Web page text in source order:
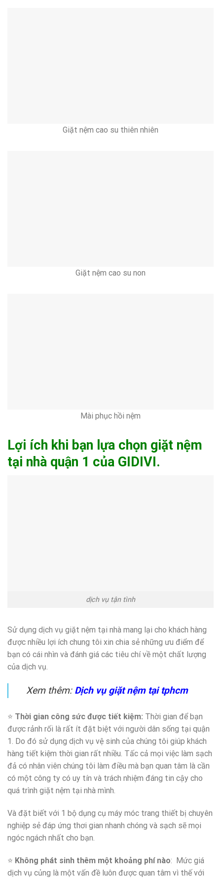
Giặt nệm cao su thiên nhiên
Giặt nệm cao su non
Mài phục hồi nệm
Lợi ích khi bạn lựa chọn giặt nệm
tại nhà quận 1 của GIDIVI.
dịch vụ tận tình
Sử dụng dịch vụ giặt nệm tại nhà mang lại cho khách hàng
được nhiều lợi ích chung tôi xin chia sẻ những ưu điểm để
bạn có cái nhìn và đánh giá các tiêu chí về một chất lượng
của dịch vụ.
Xem thêm: Dịch vụ giặt nệm tại tphcm
⭐ Thời gian công sức được tiết kiệm: Thời gian để bạn
được rảnh rối là rất ít đặt biệt với người dân sống tại quận
1. Do đó sử dụng dịch vụ vệ sinh của chúng tôi giúp khách
hàng tiết kiệm thời gian rất nhiều. Tấc cả mọi việc làm sạch
đả có nhân viên chúng tôi làm điều mà bạn quan tâm là cần
có một công ty có uy tín và trách nhiệm đáng tin cậy cho
quá trình giặt nệm tại nhà mình.
Và đặt biết với 1 bộ dụng cụ máy móc trang thiết bị chuyên
nghiệp sẻ đáp ứng thơi gian nhanh chóng và sạch sẽ mọi
ngóc ngách nhất cho bạn.
⭐ Không phát sinh thêm một khoảng phí nào: Mức giá
dịch vụ củng là một vấn đề luôn được quan tâm vì thế với